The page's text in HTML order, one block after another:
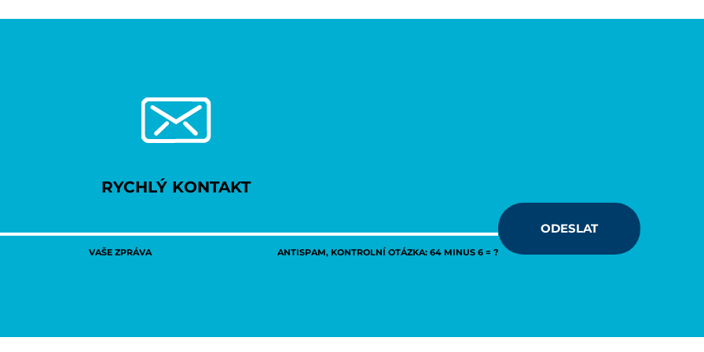
RYCHLÝ KONTAKT
VAŠE ZPRÁVA ANTISPAM, KONTROLNÍ OTÁZKA: 64 MINUS 6 = ?
ODESLAT